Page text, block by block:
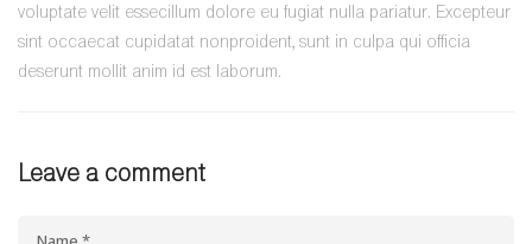
voluptate velit essecillum dolore eu fugiat nulla pariatur. Excepteur
sint occaecat cupidatat nonproident, sunt in culpa qui officia
deserunt mollit anim id est laborum.
Leave a comment